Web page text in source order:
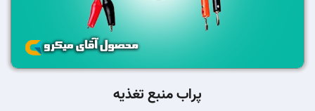
پراب منبع تغذیه